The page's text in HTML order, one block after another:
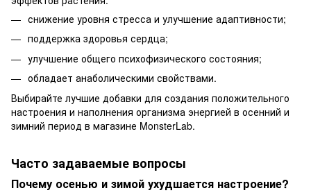
снижение уровня стресса и улучшение адаптивности;
поддержка здоровья сердца;
улучшение общего психофизического состояния;
обладает анаболическими свойствами.
Выбирайте лучшие добавки для создания положительного
настроения и наполнения организма энергией в осенний и
зимний период в магазине MonsterLab.
Часто задаваемые вопросы
Почему осенью и зимой ухудшается настроение?